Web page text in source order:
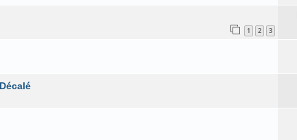
1 2 3